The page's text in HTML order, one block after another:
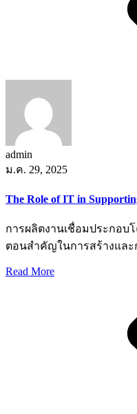
admin
ม.ค. 29, 2025
The Role of IT in
การผลิตงานเชื่อมประกอบ
ตอนสำคัญในการสร้างและ
Read More